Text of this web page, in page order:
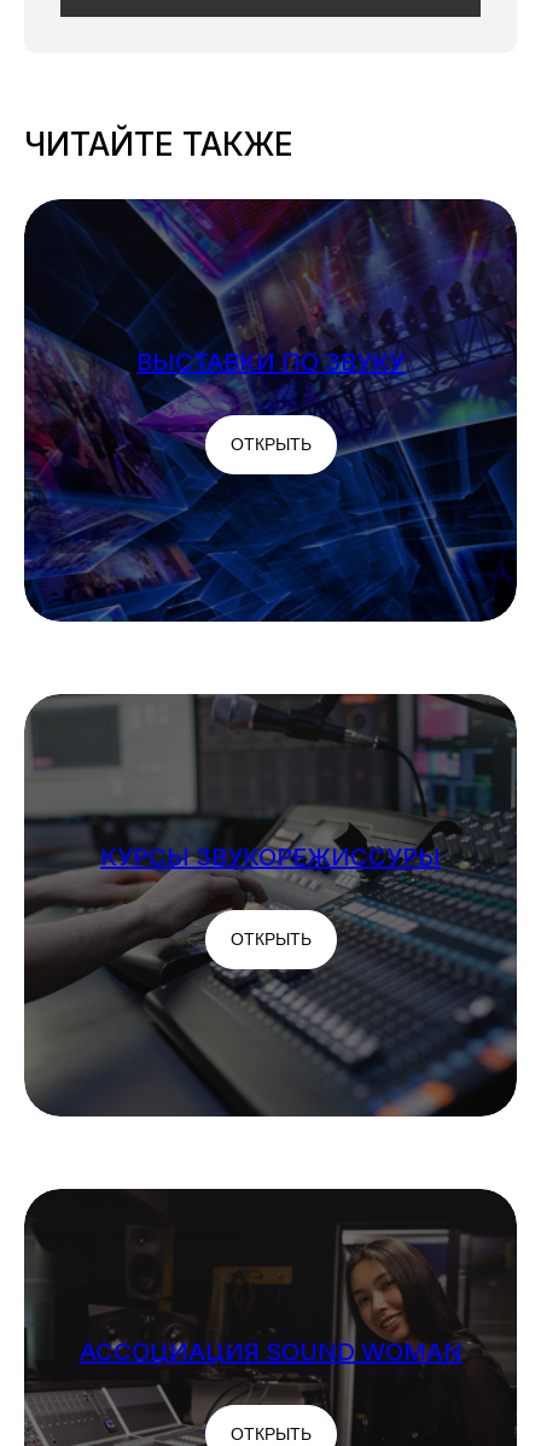
ЧИТАЙТЕ ТАКЖЕ
ВЫСТАВКИ ПО ЗВУКУ
ОТКРЫТЬ
КУРСЫ ЗВУКОРЕЖИССУРЫ
ОТКРЫТЬ
АССОЦИАЦИЯ SOUND WOMAN
ОТКРЫТЬ